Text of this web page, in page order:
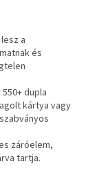
a
és
dupla
kártya vagy
záróelem,
tartja.